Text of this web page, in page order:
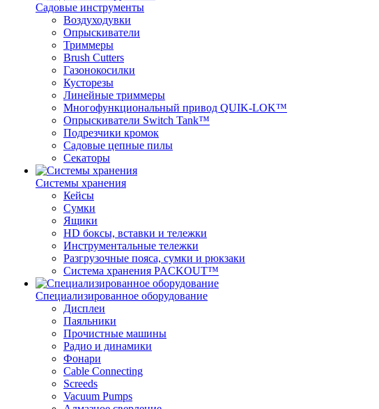
Садовые инструменты
Воздуходувки
Опрыскиватели
Триммеры
Brush Cutters
Газонокосилки
Кусторезы
Линейные триммеры
Многофункциональный привод QUIK-LOK™
Опрыскиватели Switch Tank™
Подрезчики кромок
Садовые цепные пилы
Секаторы
Системы хранения
Кейсы
Сумки
Ящики
HD боксы, вставки и тележки
Инструментальные тележки
Разгрузочные пояса, сумки и рюкзаки
Система хранения PACKOUT™
Специализированное оборудование
Дисплеи
Паяльники
Прочистные машины
Радио и динамики
Фонари
Cable Connecting
Screeds
Vacuum Pumps